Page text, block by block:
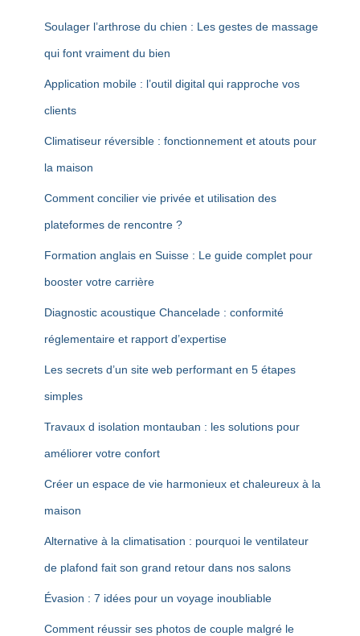
Soulager l’arthrose du chien : Les gestes de massage
qui font vraiment du bien
Application mobile : l’outil digital qui rapproche vos
clients
Climatiseur réversible : fonctionnement et atouts pour
la maison
Comment concilier vie privée et utilisation des
plateformes de rencontre ?
Formation anglais en Suisse : Le guide complet pour
booster votre carrière
Diagnostic acoustique Chancelade : conformité
réglementaire et rapport d’expertise
Les secrets d’un site web performant en 5 étapes
simples
Travaux d isolation montauban : les solutions pour
améliorer votre confort
Créer un espace de vie harmonieux et chaleureux à la
maison
Alternative à la climatisation : pourquoi le ventilateur
de plafond fait son grand retour dans nos salons
Évasion : 7 idées pour un voyage inoubliable
Comment réussir ses photos de couple malgré le